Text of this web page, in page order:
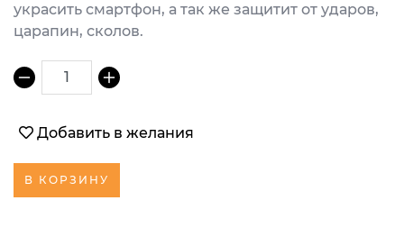
украсить смартфон, а так же защитит от ударов,
царапин, сколов.
1
Добавить в желания
В КОРЗИНУ